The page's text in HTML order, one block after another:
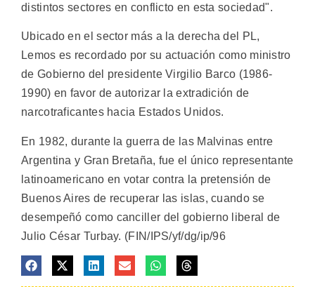
distintos sectores en conflicto en esta sociedad".
Ubicado en el sector más a la derecha del PL,
Lemos es recordado por su actuación como ministro
de Gobierno del presidente Virgilio Barco (1986-
1990) en favor de autorizar la extradición de
narcotraficantes hacia Estados Unidos.
En 1982, durante la guerra de las Malvinas entre
Argentina y Gran Bretaña, fue el único representante
latinoamericano en votar contra la pretensión de
Buenos Aires de recuperar las islas, cuando se
desempeñó como canciller del gobierno liberal de
Julio César Turbay. (FIN/IPS/yf/dg/ip/96